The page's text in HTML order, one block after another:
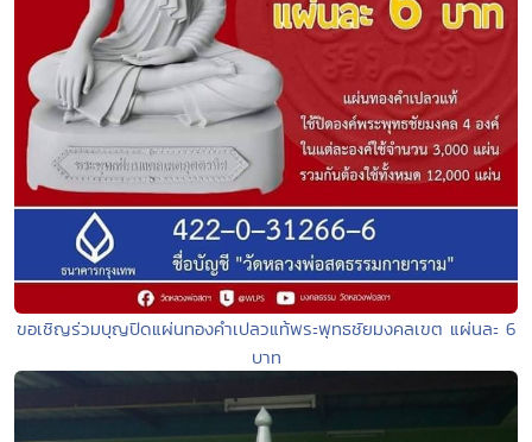
ขอเชิญร่วมบุญปิดแผ่นทองคำเปลวแท้พระพุทธชัยมงคลเขต แผ่นละ 6
บาท